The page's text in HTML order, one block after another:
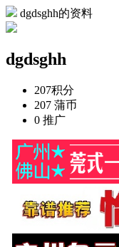
dgdsghh的资料
dgdsghh
207积分
207 蒲币
0 推广